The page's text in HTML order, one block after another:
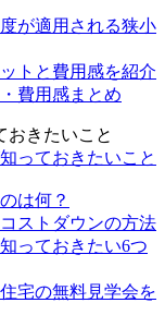
が適用される狭小
トと費用感を紹介
費用感まとめ
おきたいこと
っておきたいこと
は何？
ストダウンの方法
っておきたい6つ
宅の無料見学会を